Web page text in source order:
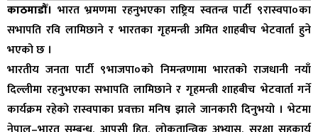
काठमाडौँ। भारत भ्रमणमा रहनुभएका राष्ट्रिय स्वतन्त्र पार्टी ९रास्वपा०का
सभापति रवि लामिछाने र भारतका गृहमन्त्री अमित शाहबीच भेटवार्ता हुने
भएको छ ।
भारतीय जनता पार्टी ९भाजपा०को निमन्त्रणामा भारतको राजधानी नयाँ
दिल्लीमा रहनुभएका सभापति लामिछाने र गृहमन्त्री शाहबीच भेटवार्ता गर्ने
कार्यक्रम रहेको रास्वपाका प्रवक्ता मनिष झाले जानकारी दिनुभयो । भेटमा